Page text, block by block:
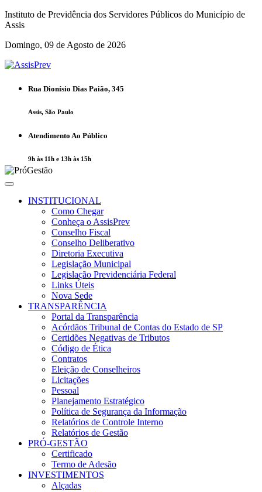
Instituto de Previdência dos Servidores Públicos do Município de
Assis
Domingo, 09 de Agosto de 2026
Rua Dionísio Dias Paião, 345
Assis, São Paulo
Atendimento Ao Público
9h às 11h e 13h às 15h
INSTITUCIONAL
Como Chegar
Conheça o AssisPrev
Conselho Fiscal
Conselho Deliberativo
Diretoria Executiva
Legislação Municipal
Legislação Previdenciária Federal
Links Úteis
Nova Sede
TRANSPARÊNCIA
Portal da Transparência
Acórdãos Tribunal de Contas do Estado de SP
Certidões Negativas de Tributos
Código de Ética
Contratos
Eleição de Conselheiros
Licitações
Pessoal
Planejamento Estratégico
Política de Segurança da Informação
Relatórios de Controle Interno
Relatórios de Gestão
PRÓ-GESTÃO
Certificado
Termo de Adesão
INVESTIMENTOS
Alçadas